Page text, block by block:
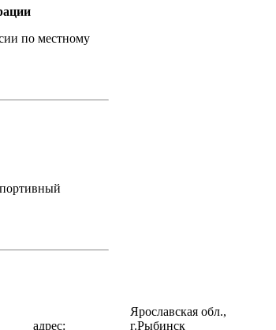
по местному
адрес:
Ярославская обл.,
г.Рыбинск